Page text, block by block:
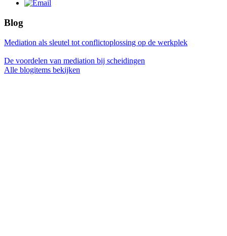
Blog
Mediation als sleutel tot conflictoplossing op de werkplek
De voordelen van mediation bij scheidingen
Alle blogitems bekijken